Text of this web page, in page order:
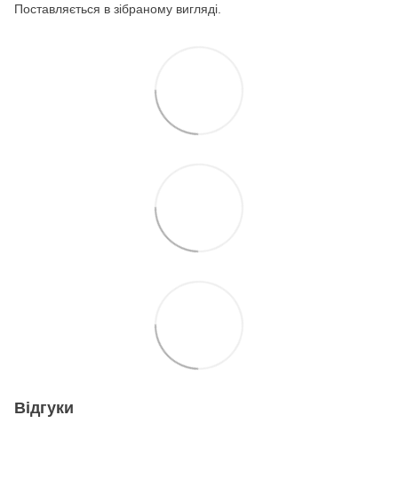
Поставляється в зібраному вигляді.
Відгуки